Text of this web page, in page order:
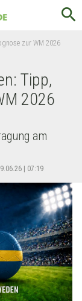
search
zur WM 2026
Tipp,
2026
am
| 07:19